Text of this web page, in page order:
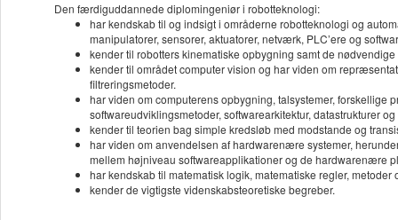
Den færdiguddannede diplomingeniør i robotteknologi:
har kendskab til og indsigt i områderne robotteknologi og
manipulatorer, sensorer, aktuatorer, netværk, PLC’ere og
kender til robotters kinematiske opbygning samt de
kender til området computer vision og har viden om
filtreringsmetoder.
har viden om computerens opbygning, talsystemer, forskellige
softwareudviklingsmetoder, softwarearkitektur, datastrukturer
kender til teorien bag simple kredsløb med modstande og
har viden om anvendelsen af hardwarenære systemer,
mellem højniveau softwareapplikationer og de hardwarenære
har kendskab til matematisk logik, matematiske regler,
kender de vigtigste videnskabsteoretiske begreber.